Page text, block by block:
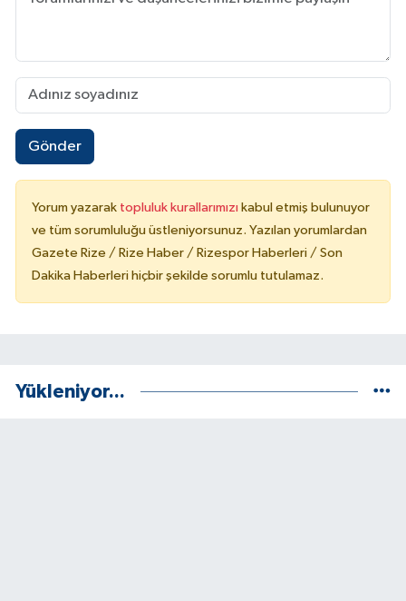
Gönder
Yorum yazarak topluluk kurallarımızı kabul etmiş bulunuyor
ve tüm sorumluluğu üstleniyorsunuz. Yazılan yorumlardan
Gazete Rize / Rize Haber / Rizespor Haberleri / Son
Dakika Haberleri hiçbir şekilde sorumlu tutulamaz.
Yükleniyor...